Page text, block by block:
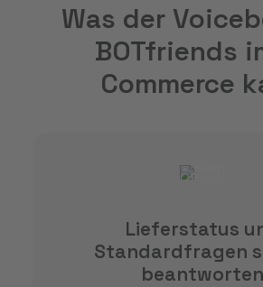
Was der
BOTfriends
Commerce
Lieferstatus
Standardfragen
beantworten